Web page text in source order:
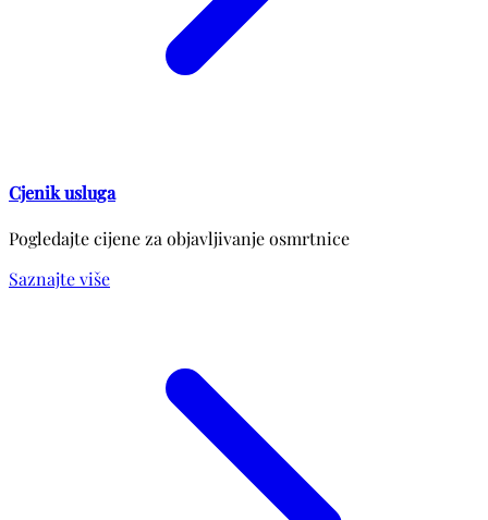
Cjenik usluga
Pogledajte cijene za objavljivanje osmrtnice
Saznajte više